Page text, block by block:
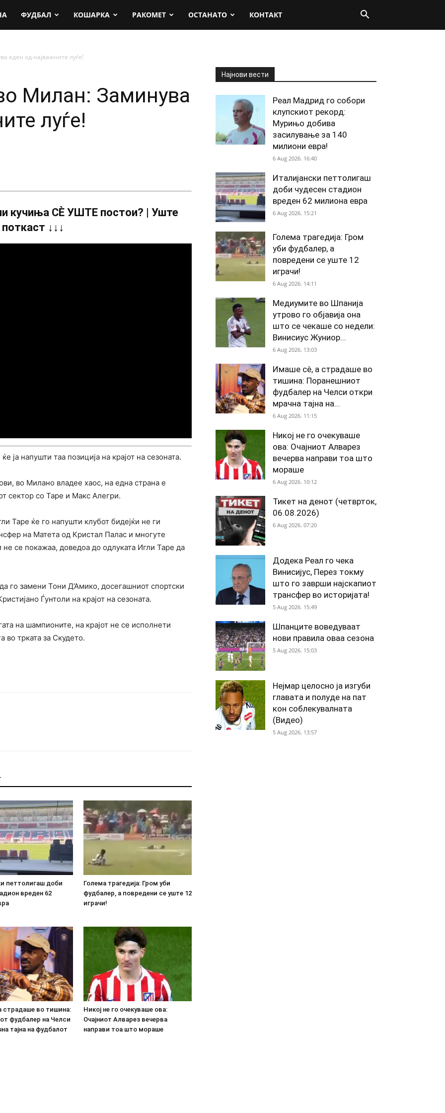
ФУДБАЛ КОШАРКА РАКОМЕТ ОСТАНАТО КОНТАКТ
еден од најважните луѓе!
Милан: Заминува
луѓе!
кучиња СÈ УШТЕ постои? | Уште
↓↓↓
ја напушти таа позиција на крајот на сезоната.
во Милано владее хаос, на една страна е
сектор со Таре и Макс Алегри.
Таре ќе го напушти клубот бидејќи не ги
на Матета од Кристал Палас и многуте
се покажаа, доведоа до одлуката Игли Таре да
го замени Тони Д’Амико, досегашниот спортски
Ѓунтоли на крајот на сезоната.
на шампионите, на крајот не се исполнети
во трката за Скудето.
петтолигаш доби
вреден 62
Голема трагедија: Гром уби
фудбалер, а повредени се уште 12
играчи!
страдаше во тишина:
фудбалер на Челси
тајна на фудбалот
Никој не го очекуваше ова:
Очајниот Алварез вечерва
направи тоа што мораше
Најнови вести
Реал Мадрид го собори
клупскиот рекорд:
Мурињо добива
засилување за 140
милиони евра!
6 Aug 2026. 16:40
Италијански петтолигаш
доби чудесен стадион
вреден 62 милиона евра
6 Aug 2026. 15:21
Голема трагедија: Гром
уби фудбалер, а
повредени се уште 12
играчи!
6 Aug 2026. 14:11
Медиумите во Шпанија
утрово го објавија она
што се чекаше со недели:
Винисиус Жуниор...
6 Aug 2026. 13:03
Имаше сè, а страдаше во
тишина: Поранешниот
фудбалер на Челси откри
мрачна тајна на...
6 Aug 2026. 11:15
Никој не го очекуваше
ова: Очајниот Алварез
вечерва направи тоа што
мораше
6 Aug 2026. 10:12
Тикет на денот (четврток,
06.08.2026)
6 Aug 2026. 07:20
Додека Реал го чека
Винисијус, Перез токму
што го заврши најскапиот
трансфер во историјата!
5 Aug 2026. 15:49
Шпанците воведуваат
нови правила оваа сезона
5 Aug 2026. 15:03
Нејмар целосно ја изгуби
главата и полуде на пат
кон соблекувалната
(Видео)
5 Aug 2026. 13:57